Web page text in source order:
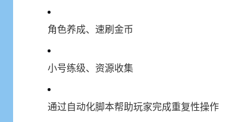
角色养成、速刷金币
小号练级、资源收集
通过自动化脚本帮助玩家完成重复性操作